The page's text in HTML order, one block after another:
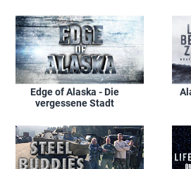
Edge of Alaska - Die
vergessene Stadt